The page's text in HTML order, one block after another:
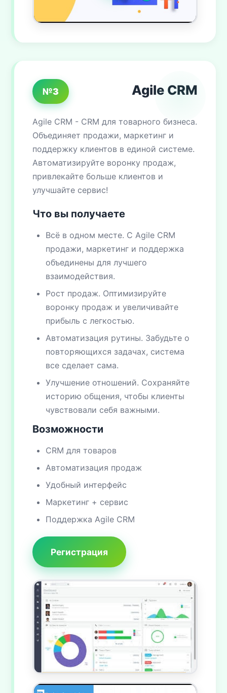
№3 Agile CRM
Agile CRM - CRM для товарного бизнеса.
Объединяет продажи, маркетинг и
поддержку клиентов в единой системе.
Автоматизируйте воронку продаж,
привлекайте больше клиентов и
улучшайте сервис!
Что вы получаете
Всё в одном месте. С Agile CRM
продажи, маркетинг и поддержка
объединены для лучшего
взаимодействия.
Рост продаж. Оптимизируйте
воронку продаж и увеличивайте
прибыль с легкостью.
Автоматизация рутины. Забудьте о
повторяющихся задачах, система
все сделает сама.
Улучшение отношений. Сохраняйте
историю общения, чтобы клиенты
чувствовали себя важными.
Возможности
CRM для товаров
Автоматизация продаж
Удобный интерфейс
Маркетинг + сервис
Поддержка Agile CRM
Регистрация